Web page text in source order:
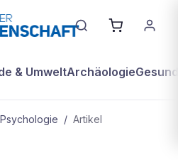
& UmweltArchäologie
/ Artikel